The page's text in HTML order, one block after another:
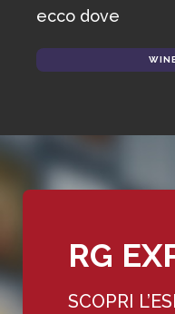
ecco dove
RG
SCOPRI